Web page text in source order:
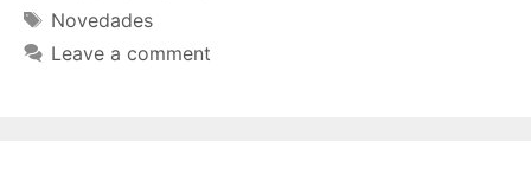
Tags
Novedades
Leave a comment